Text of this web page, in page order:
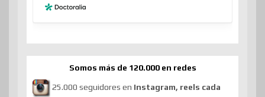
Somos más de 120.000 en redes
25.000 seguidores en Instagram, reels cada